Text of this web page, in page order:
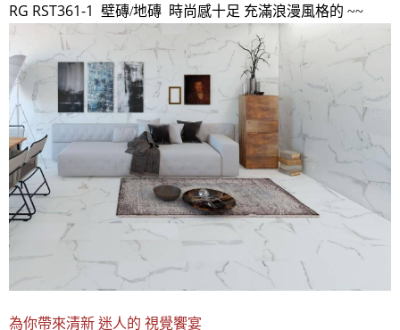
RG RST361-1 壁磚/地磚 時尚感十足 充滿浪漫風格的 ~~
為你帶來清新 迷人的 視覺饗宴